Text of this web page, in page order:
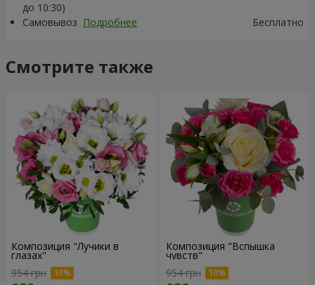
до 10:30)
Самовывоз Подробнее Бесплатно
Смотрите также
Композиция "Лучики в
глазах"
954 грн
Композиция "Вспышка
чувств"
954 грн